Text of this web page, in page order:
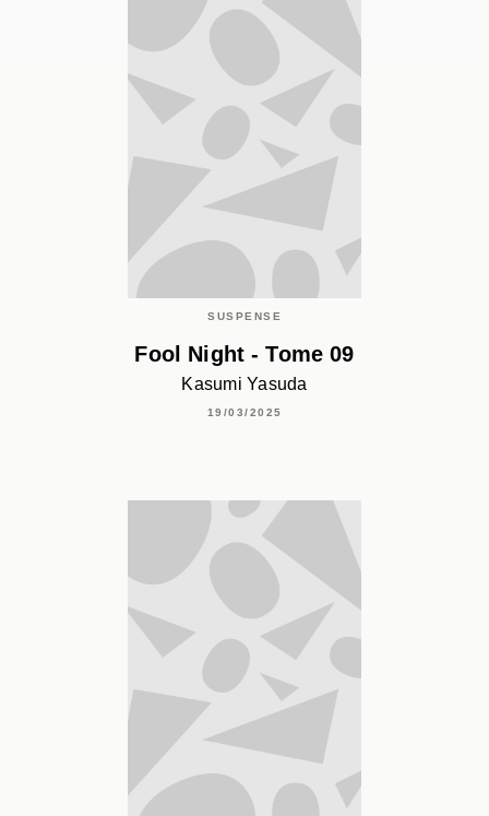
SUSPENSE
Fool Night - Tome 09
Kasumi Yasuda
19/03/2025